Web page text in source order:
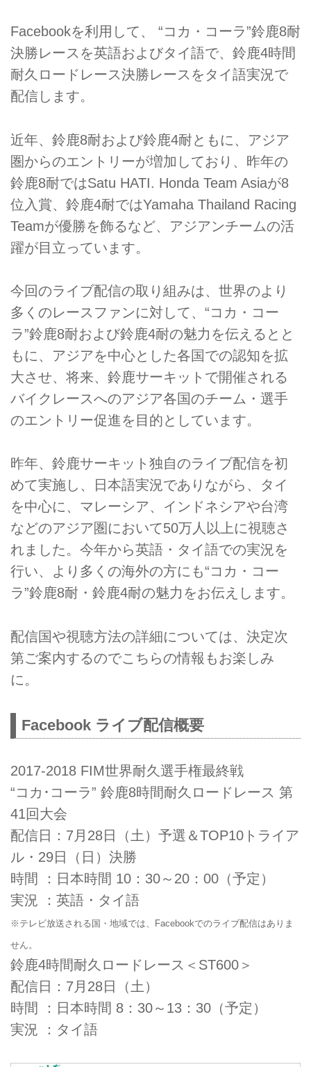
Facebookを利用して、 “コカ・コーラ”鈴鹿8耐
決勝レースを英語およびタイ語で、鈴鹿4時間
耐久ロードレース決勝レースをタイ語実況で
配信します。
近年、鈴鹿8耐および鈴鹿4耐ともに、アジア
圏からのエントリーが増加しており、昨年の
鈴鹿8耐ではSatu HATI. Honda Team Asiaが8
位入賞、鈴鹿4耐ではYamaha Thailand Racing
Teamが優勝を飾るなど、アジアンチームの活
躍が目立っています。
今回のライブ配信の取り組みは、世界のより
多くのレースファンに対して、“コカ・コー
ラ”鈴鹿8耐および鈴鹿4耐の魅力を伝えるとと
もに、アジアを中心とした各国での認知を拡
大させ、将来、鈴鹿サーキットで開催される
バイクレースへのアジア各国のチーム・選手
のエントリー促進を目的としています。
昨年、鈴鹿サーキット独自のライブ配信を初
めて実施し、日本語実況でありながら、タイ
を中心に、マレーシア、インドネシアや台湾
などのアジア圏において50万人以上に視聴さ
れました。今年から英語・タイ語での実況を
行い、より多くの海外の方にも“コカ・コー
ラ”鈴鹿8耐・鈴鹿4耐の魅力をお伝えします。
配信国や視聴方法の詳細については、決定次
第ご案内するのでこちらの情報もお楽しみ
に。
Facebook ライブ配信概要
2017-2018 FIM世界耐久選手権最終戦
“コカ･コーラ” 鈴鹿8時間耐久ロードレース 第
41回大会
配信日：7月28日（土）予選＆TOP10トライア
ル・29日（日）決勝
時間 ：日本時間 10：30～20：00（予定）
実況 ：英語・タイ語
※テレビ放送される国・地域では、Facebookでのライブ配信はありま
せん。
鈴鹿4時間耐久ロードレース＜ST600＞
配信日：7月28日（土）
時間 ：日本時間 8：30～13：30（予定）
実況 ：タイ語